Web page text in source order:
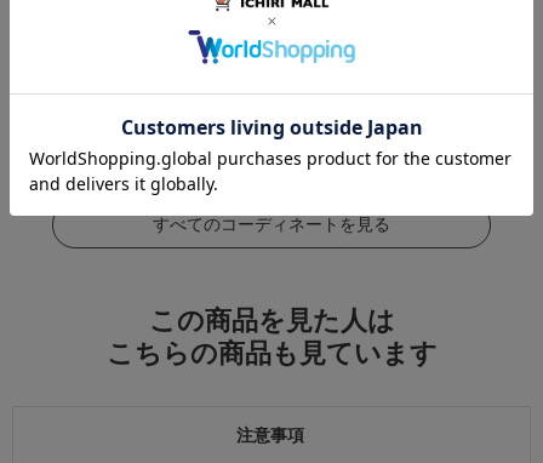
この商品をコーデする
すべてのコーディネートを見る
この商品を見た人は
こちらの商品も見ています
注意事項